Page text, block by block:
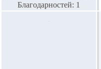
Благодарностей: 1